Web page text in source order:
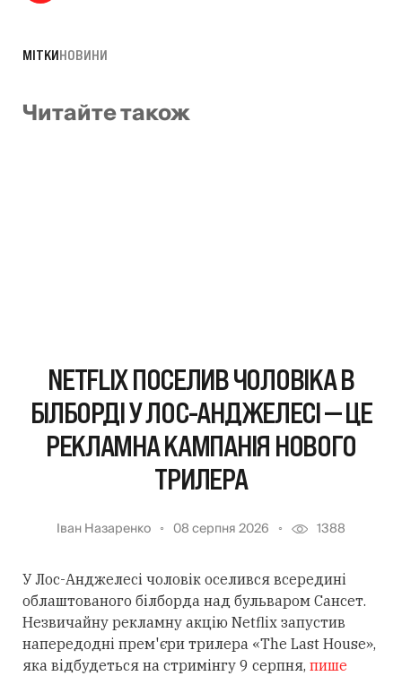
МІТКИНОВИНИ
Читайте також
NETFLIX ПОСЕЛИВ ЧОЛОВІКА В
БІЛБОРДІ У ЛОС-АНДЖЕЛЕСІ — ЦЕ
РЕКЛАМНА КАМПАНІЯ НОВОГО
ТРИЛЕРА
Іван Назаренко 08 серпня 2026 1388
У Лос-Анджелесі чоловік оселився всередині
облаштованого білборда над бульваром Сансет.
Незвичайну рекламну акцію Netflix запустив
напередодні прем'єри трилера «The Last House»,
яка відбудеться на стримінгу 9 серпня, пише